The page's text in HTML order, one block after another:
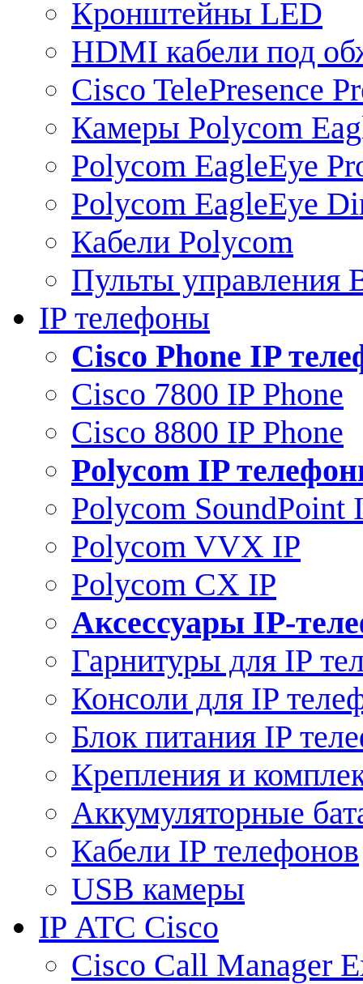
Кронштейны LED
HDMI кабели под
Cisco TelePresence
Камеры Polycom
Polycom EagleEye
Polycom EagleEye
Кабели Polycom
Пульты управления
IP телефоны
Сisco Phone IP
Cisco 7800 IP Phone
Cisco 8800 IP Phone
Polycom IP
Polycom SoundPoint
Polycom VVX IP
Polycom CX IP
Аксессуары IP-
Гарнитуры для IP
Консоли для IP
Блок питания IP
Крепления и
Аккумуляторные
Кабели IP телефонов
USB камеры
IP АТС Cisco
Cisco Call Manager